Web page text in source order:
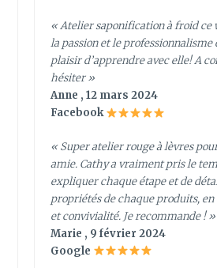
« Atelier saponification à froid ce
la passion et le professionnalisme
plaisir d’apprendre avec elle! A
hésiter »
Anne , 12 mars 2024
Facebook
« Super atelier rouge à lèvres
amie. Cathy a vraiment pris le
expliquer chaque étape et de
propriétés de chaque produits,
et convivialité. Je recommande ! »
Marie , 9 février 2024
Google